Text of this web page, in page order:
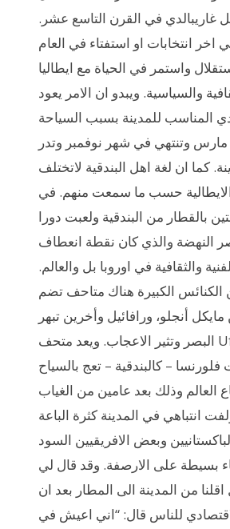
غاريبالدي في القرن التاسع عشر.
انتخابات او استفتاء في العام
واستمر في الحياة مع ايطاليا
والسياسية. ويبدو ان الامر يعود
المناسب للمدينة بسبب السياحة
وتنتهي في شهر نوفمبر وتدر
كما ان لغة اهل البندقية لاتختلف
حسب ما سمعت منهم. في
بالقطار من البندقية ولعبت دورا
النهضة والذي كان نقطة انعطاف
والثقافية في اوروبا بل والعالم.
الكنائس الكبيرة هناك متاحف تضم
أنجلو، ورافائيل وأخرين تبهر
البصر وتثير الاعجاب. ويعد متحف Uffizi museum اهم
– كالبندقية – تعج بالسياح
العالم وذلك بعد عامين من الغياب
انتباهي في المدينة كثرة الباعة
وبعض الافريقيين السود
بسيطة على الارصفة. وقد قال لي
من المدينة الى المطار بعد ان
للناس قال: “اني اعيش في